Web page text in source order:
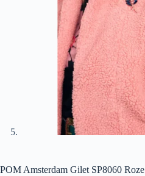
POM Amsterdam Gilet SP8060 Roze